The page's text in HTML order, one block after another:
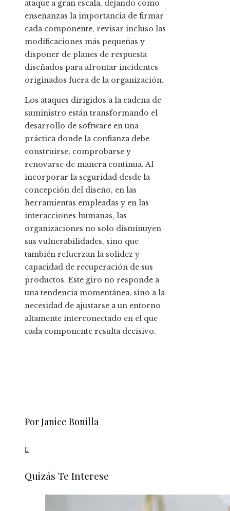
ataque a gran escala, dejando como
enseñanzas la importancia de firmar
cada componente, revisar incluso las
modificaciones más pequeñas y
disponer de planes de respuesta
diseñados para afrontar incidentes
originados fuera de la organización.
Los ataques dirigidos a la cadena de
suministro están transformando el
desarrollo de software en una
práctica donde la confianza debe
construirse, comprobarse y
renovarse de manera continua. Al
incorporar la seguridad desde la
concepción del diseño, en las
herramientas empleadas y en las
interacciones humanas, las
organizaciones no solo disminuyen
sus vulnerabilidades, sino que
también refuerzan la solidez y
capacidad de recuperación de sus
productos. Este giro no responde a
una tendencia momentánea, sino a la
necesidad de ajustarse a un entorno
altamente interconectado en el que
cada componente resulta decisivo.
Por Janice Bonilla
Quizás Te Interese